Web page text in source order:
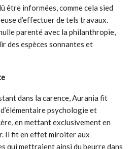
être informées, comme cela sied
d’effectuer de tels travaux.
parenté avec la philanthropie,
des espèces sonnantes et
dans la carence, Aurania fit
psychologie et
en mettant exclusivement en
Il fit en effet miroiter aux
qui mettraient ainsi du beurre dans